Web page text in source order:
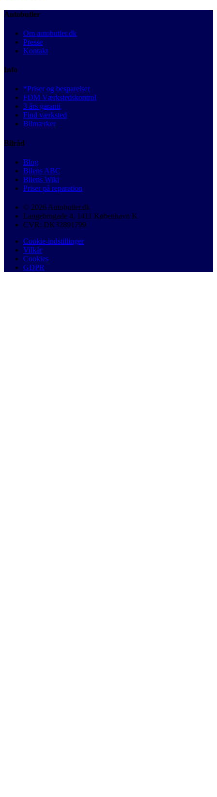
Autobutler
Om autobutler.dk
Presse
Kontakt
Info
*Priser og besparelser
FDM Værkstedskontrol
3 års garanti
Find værksted
Bilmærker
Bilråd
Blog
Bilens ABC
Bilens Wiki
Priser på reparation
© 2026 Autobutler.dk
Langebrogade 4, 1411 København K
CVR: DK32891799
Cookie-indstillinger
Vilkår
Cookies
GDPR